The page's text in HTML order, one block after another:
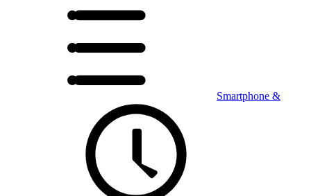
Smartphone &